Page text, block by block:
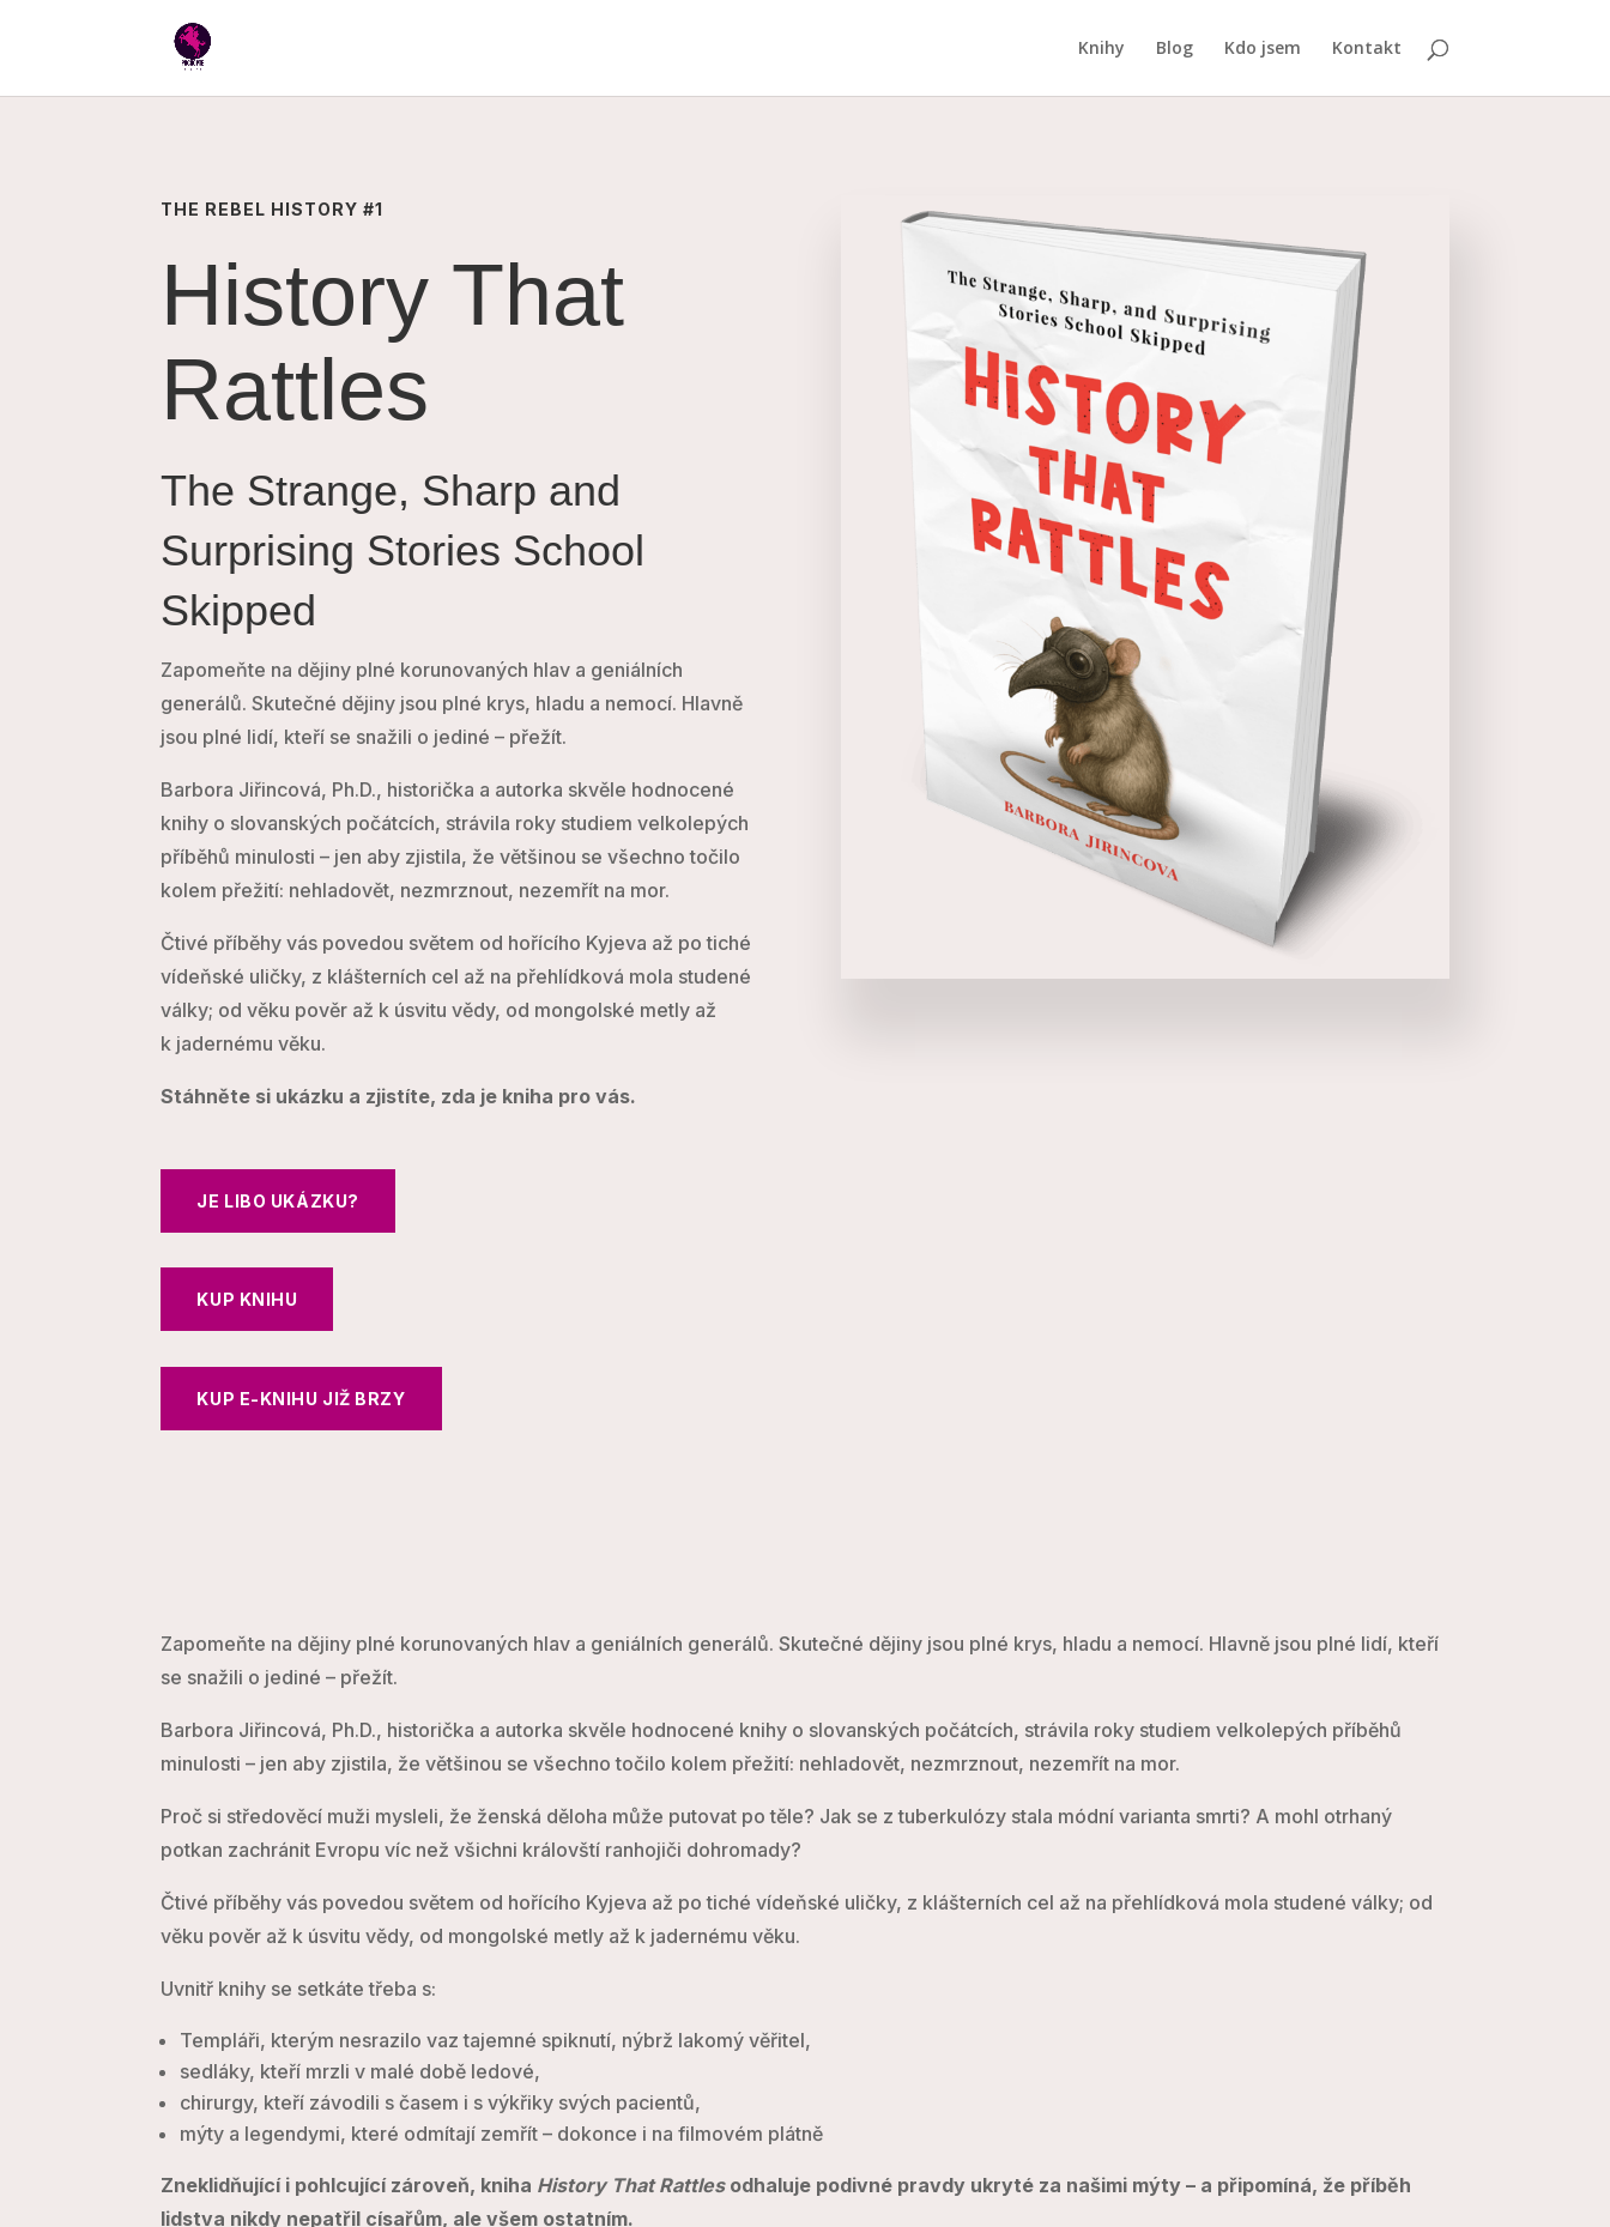
Knihy Blog Kdo jsem Kontakt
THE REBEL HISTORY #1
History That
Rattles
The Strange, Sharp and
Surprising Stories School
Skipped
Zapomeňte na dějiny plné korunovaných hlav a geniálních
generálů. Skutečné dějiny jsou plné krys, hladu a nemocí. Hlavně
jsou plné lidí, kteří se snažili o jediné – přežít.
Barbora Jiřincová, Ph.D., historička a autorka skvěle hodnocené
knihy o slovanských počátcích, strávila roky studiem velkolepých
příběhů minulosti – jen aby zjistila, že většinou se všechno točilo
kolem přežití: nehladovět, nezmrznout, nezemřít na mor.
Čtivé příběhy vás povedou světem od hořícího Kyjeva až po tiché
vídeňské uličky, z klášterních cel až na přehlídková mola studené
války; od věku pověr až k úsvitu vědy, od mongolské metly až
k jadernému věku.
Stáhněte si ukázku a zjistíte, zda je kniha pro vás.
JE LIBO UKÁZKU?
KUP KNIHU
KUP E-KNIHU JIŽ BRZY
Zapomeňte na dějiny plné korunovaných hlav a geniálních generálů. Skutečné dějiny jsou plné krys, hladu a nemocí. Hlavně jsou plné lidí, kteří
se snažili o jediné – přežít.
Barbora Jiřincová, Ph.D., historička a autorka skvěle hodnocené knihy o slovanských počátcích, strávila roky studiem velkolepých příběhů
minulosti – jen aby zjistila, že většinou se všechno točilo kolem přežití: nehladovět, nezmrznout, nezemřít na mor.
Proč si středověcí muži mysleli, že ženská děloha může putovat po těle? Jak se z tuberkulózy stala módní varianta smrti? A mohl otrhaný
potkan zachránit Evropu víc než všichni královští ranhojiči dohromady?
Čtivé příběhy vás povedou světem od hořícího Kyjeva až po tiché vídeňské uličky, z klášterních cel až na přehlídková mola studené války; od
věku pověr až k úsvitu vědy, od mongolské metly až k jadernému věku.
Uvnitř knihy se setkáte třeba s:
Templáři, kterým nesrazilo vaz tajemné spiknutí, nýbrž lakomý věřitel,
sedláky, kteří mrzli v malé době ledové,
chirurgy, kteří závodili s časem i s výkřiky svých pacientů,
mýty a legendymi, které odmítají zemřít – dokonce i na filmovém plátně
Zneklidňující i pohlcující zároveň, kniha History That Rattlesodhaluje podivné pravdy ukryté za našimi mýty – a připomíná, že příběh
lidstva nikdy nepatřil císařům, ale všem ostatním.